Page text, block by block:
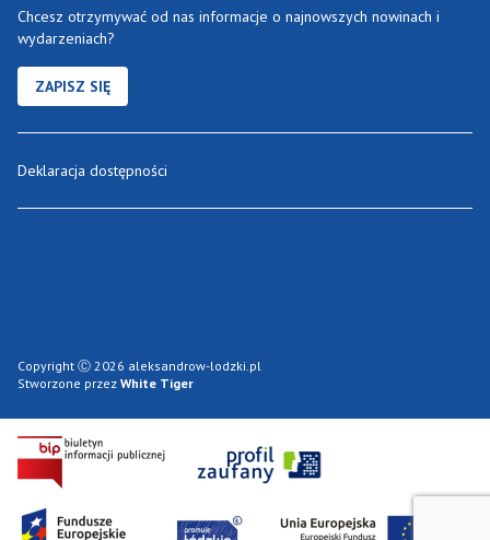
Chcesz otrzymywać od nas informacje o najnowszych nowinach i
wydarzeniach?
ZAPISZ SIĘ
Deklaracja dostępności
Copyright Ⓒ 2026 aleksandrow-lodzki.pl
Stworzone przez White Tiger